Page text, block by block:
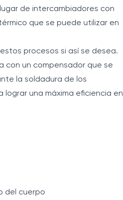
de intercambiadores con
que se puede utilizar en
procesos si así se desea.
con un compensador que se
la soldadura de los
una máxima eficiencia en
del cuerpo